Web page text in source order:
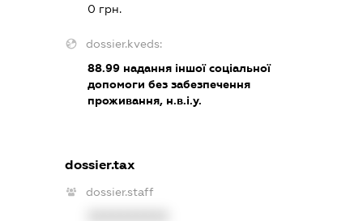
0 грн.
dossier.kveds:
88.99надання іншої соціальної
допомоги без забезпечення
проживання, н.в.і.у.
dossier.tax
dossier.staff